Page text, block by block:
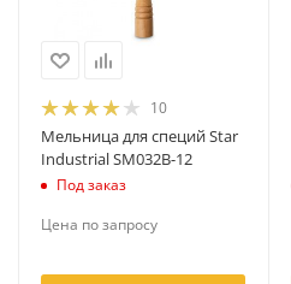
10
Мельница для специй Star
Industrial SM032B-12
Под заказ
Цена по запросу